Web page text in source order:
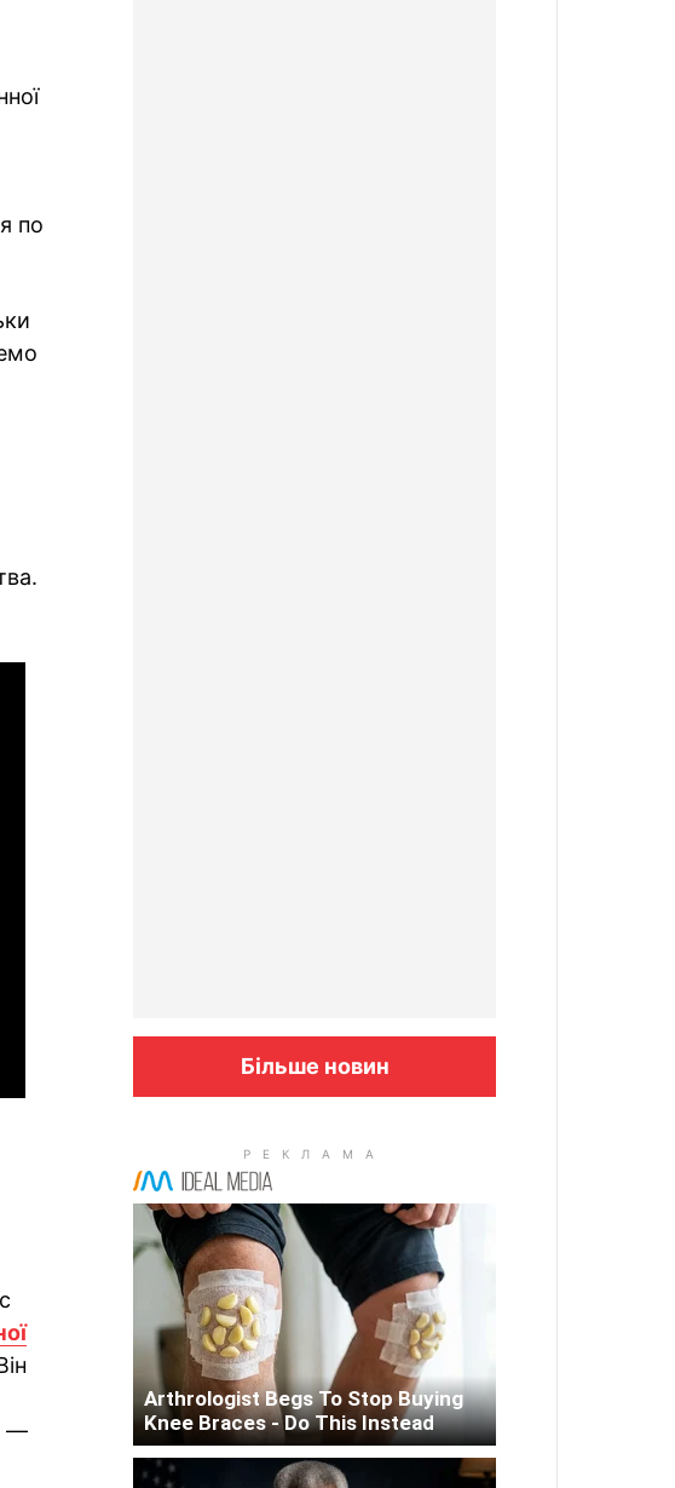
по
—
Більше новин
Arthrologist Begs To Stop Buying
Knee Braces - Do This Instead